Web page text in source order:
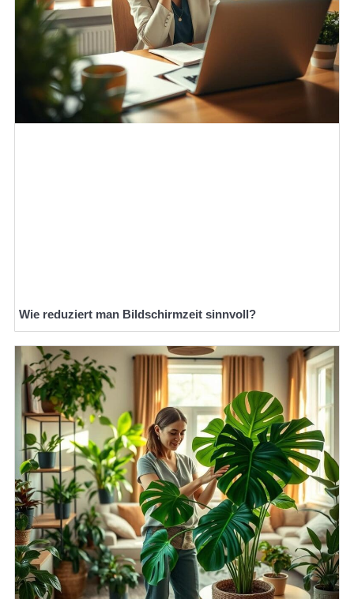
Wie reduziert man Bildschirmzeit sinnvoll?